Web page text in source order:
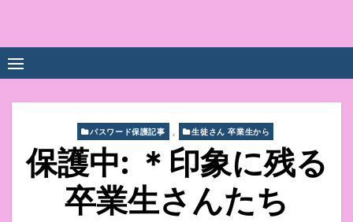
content
数UPｽｸｰﾙ
パスワード保護記事 , 生徒さん 卒業生から
保護中: ＊印象に残る
卒業生さんたち